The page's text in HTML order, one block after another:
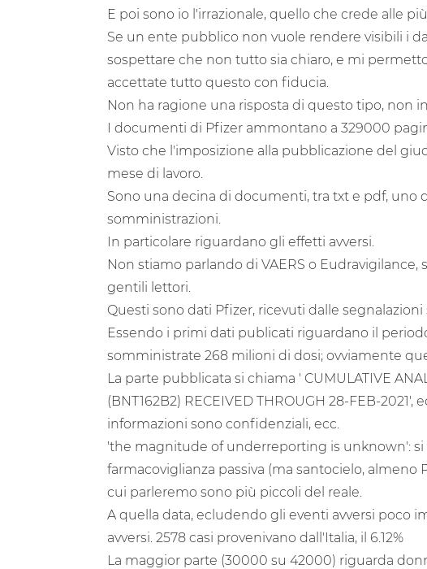
E poi sono io l'irrazionale, quello che crede alle
Se un ente pubblico non vuole rendere visibili i
sospettare che non tutto sia chiaro, e mi
accettate tutto questo con fiducia.
Non ha ragione una risposta di questo tipo, non
I documenti di Pfizer ammontano a 329000
Visto che l'imposizione alla pubblicazione del
mese di lavoro.
Sono una decina di documenti, tra txt e pdf, uno
somministrazioni.
In particolare riguardano gli effetti avversi.
Non stiamo parlando di VAERS o
gentili lettori.
Questi sono dati Pfizer, ricevuti dalle
Essendo i primi dati publicati riguardano il
somministrate 268 milioni di dosi; ovviamente
La parte pubblicata si chiama ' CUMULATIVE
(BNT162B2) RECEIVED THROUGH 28-FEB-
informazioni sono confidenziali, ecc.
'the magnitude of underreporting is unknown': si
farmacoviglianza passiva (ma santocielo, almeno
cui parleremo sono più piccoli del reale.
A quella data, ecludendo gli eventi avversi poco
avversi. 2578 casi provenivano dall'Italia, il 6.12%
La maggior parte (30000 su 42000) riguarda